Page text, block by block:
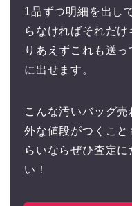
1品ずつ明細を出し
らなければそれだ
りあえずこれも送
に出せます。
こんな汚いバッグ
外な値段がつくこと
らいならぜひ査定
い！